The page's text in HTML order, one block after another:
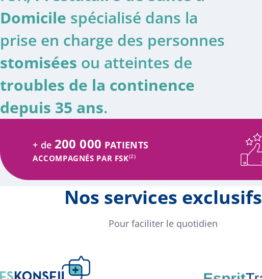
Domicile spécialisé dans la
prise en charge des personnes
stomisées ou atteintes de
troubles de la continence
depuis 35 ans.
+ de 200 000 PATIENTS
ACCOMPAGNÉS PAR FSK(2)
Nos services exclusifs
Pour faciliter le quotidien